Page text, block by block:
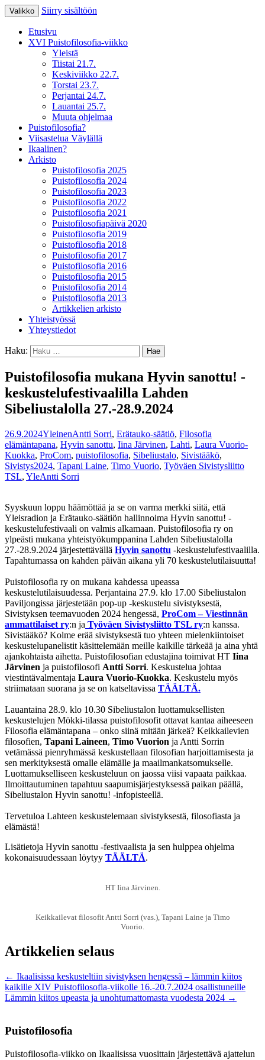
Puistofilosofia
15.-19.7.2025
Valikko Siirry sisältöön
Etusivu
XVI Puistofilosofia-viikko
Yleistä
Tiistai 21.7.
Keskiviikko 22.7.
Torstai 23.7.
Perjantai 24.7.
Lauantai 25.7.
Muuta ohjelmaa
Puistofilosofia?
Viisastelua Väylällä
Ikaalinen?
Arkisto
Puistofilosofia 2025
Puistofilosofia 2024
Puistofilosofia 2023
Puistofilosofia 2022
Puistofilosofia 2021
Puistofilosofiapäivä 2020
Puistofilosofia 2019
Puistofilosofia 2018
Puistofilosofia 2017
Puistofilosofia 2016
Puistofilosofia 2015
Puistofilosofia 2014
Puistofilosofia 2013
Artikkelien arkisto
Yhteistyössä
Yhteystiedot
Haku:
Puistofilosofia mukana Hyvin sanottu! -
keskustelufestivaalilla Lahden
Sibeliustalolla 27.-28.9.2024
26.9.2024YleinenAntti Sorri, Erätauko-säätiö, Filosofia
elämäntapana, Hyvin sanottu, Iina Järvinen, Lahti, Laura Vuorio-
Kuokka, ProCom, puistofilosofia, Sibeliustalo, Sivistääkö,
Sivistys2024, Tapani Laine, Timo Vuorio, Työväen Sivistysliitto
TSL, YleAntti Sorri
Syyskuun loppu häämöttää ja se on varma merkki siitä, että
Yleisradion ja Erätauko-säätiön hallinnoima Hyvin sanottu! -
keskustelufestivaali on valmis alkamaan. Puistofilosofia ry on
ylpeästi mukana yhteistyökumppanina Lahden Sibeliustalolla
27.-28.9.2024 järjestettävällä Hyvin sanottu -keskustelufestivaalilla.
Tapahtumassa on kahden päivän aikana yli 70 keskustelutilaisuutta!
Puistofilosofia ry on mukana kahdessa upeassa
keskustelutilaisuudessa. Perjantaina 27.9. klo 17.00 Sibeliustalon
Paviljongissa järjestetään pop-up -keskustelu sivistyksestä,
Sivistyksen teemavuoden 2024 hengessä, ProCom – Viestinnän
ammattilaiset ry:n ja Työväen Sivistysliitto TSL ry:n kanssa.
Sivistääkö? Kolme erää sivistyksestä tuo yhteen mielenkiintoiset
keskustelupanelistit käsittelemään meille kaikille tärkeää ja aina yhtä
ajankohtaista aihetta. Puistofilosofian edustajina toimivat HT Iina
Järvinen ja puistofilosofi Antti Sorri. Keskustelua johtaa
viestintävalmentaja Laura Vuorio-Kuokka. Keskustelu myös
striimataan suorana ja se on katseltavissa TÄÄLTÄ.
Lauantaina 28.9. klo 10.30 Sibeliustalon luottamuksellisten
keskustelujen Mökki-tilassa puistofilosofit ottavat kantaa aiheeseen
Filosofia elämäntapana – onko siinä mitään järkeä? Keikkailevien
filosofien, Tapani Laineen, Timo Vuorion ja Antti Sorrin
vetämässä pienryhmässä keskustellaan filosofian harjoittamisesta ja
sen merkityksestä omalle elämälle ja maailmankatsomukselle.
Luottamukselliseen keskusteluun on jaossa viisi vapaata paikkaa.
Ilmoittautuminen tapahtuu saapumisjärjestyksessä paikan päällä,
Sibeliustalon Hyvin sanottu! -infopisteellä.
Tervetuloa Lahteen keskustelemaan sivistyksestä, filosofiasta ja
elämästä!
Lisätietoja Hyvin sanottu -festivaalista ja sen hulppea ohjelma
kokonaisuudessaan löytyy TÄÄLTÄ.
HT Iina Järvinen.
Keikkailevat filosofit Antti Sorri (vas.), Tapani Laine ja Timo
Vuorio.
Artikkelien selaus
← Ikaalisissa keskusteltiin sivistyksen hengessä – lämmin kiitos
kaikille XIV Puistofilosofia-viikolle 16.-20.7.2024 osallistuneille
Lämmin kiitos upeasta ja unohtumattomasta vuodesta 2024 →
Puistofilosofia
Puistofilosofia-viikko on Ikaalisissa vuosittain järjestettävä ajattelun